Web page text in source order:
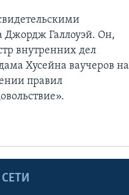
Джордж Галлоуэй. Он,
внутренних дел
Хусейна ваучеров на
правил